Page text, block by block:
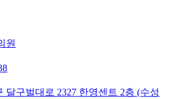
원
달구벌대로 2327 한영센트 2층 (수성